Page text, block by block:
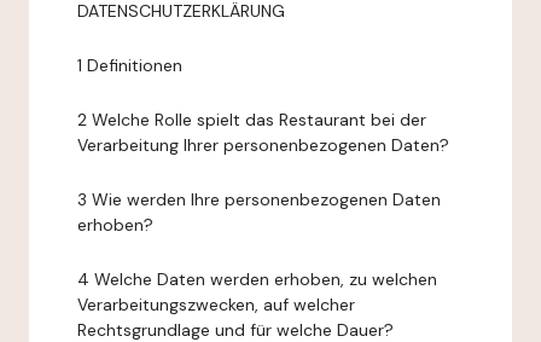
DATENSCHUTZERKLÄRUNG
1 Definitionen
2 Welche Rolle spielt das Restaurant bei der
Verarbeitung Ihrer personenbezogenen Daten?
3 Wie werden Ihre personenbezogenen Daten
erhoben?
4 Welche Daten werden erhoben, zu welchen
Verarbeitungszwecken, auf welcher
Rechtsgrundlage und für welche Dauer?